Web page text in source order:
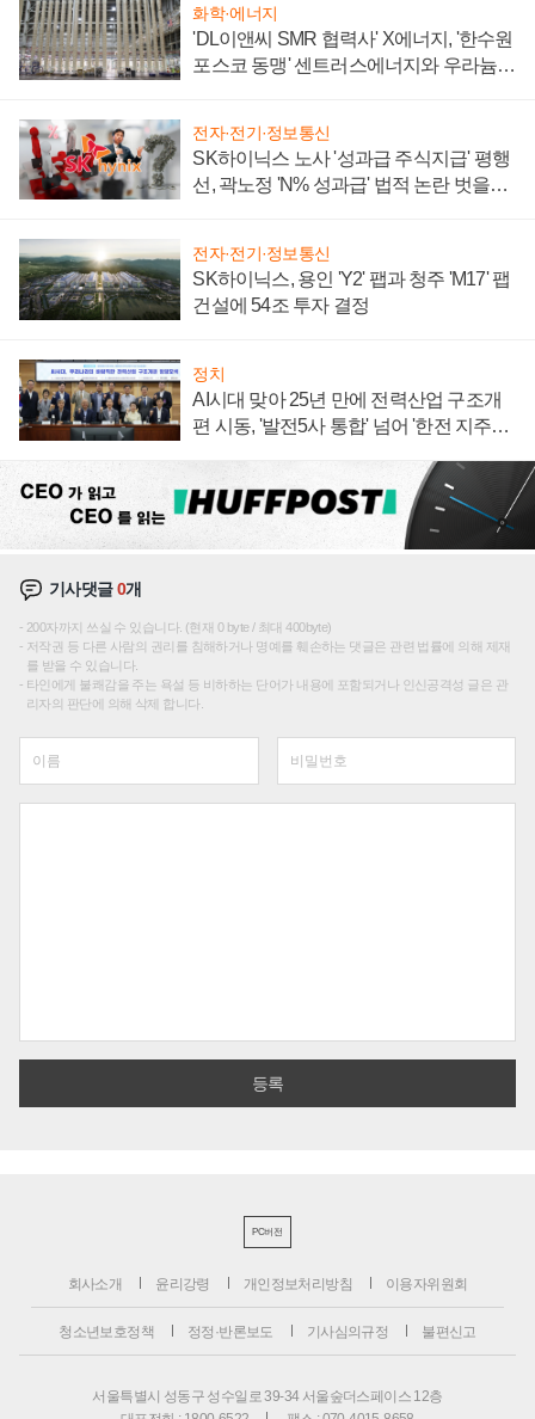
화학·에너지
'DL이앤씨 SMR 협력사' X에너지, '한수원
포스코 동맹' 센트러스에너지와 우라늄
전자·전기·정보통신
SK하이닉스 노사 '성과급 주식지급' 평행
선, 곽노정 'N% 성과급' 법적 논란 벗을지
전자·전기·정보통신
SK하이닉스, 용인 'Y2' 팹과 청주 'M17' 팹
건설에 54조 투자 결정
정치
AI시대 맞아 25년 만에 전력산업 구조개
편 시동, '발전5사 통합' 넘어 '한전 지주사'
기사댓글0개
200자까지 쓰실 수 있습니다. (현재 0 byte / 최대 400byte)
저작권 등 다른 사람의 권리를 침해하거나 명예를 훼손하는 댓글은 관련 법률에 의해 제재
를 받을 수 있습니다.
타인에게 불쾌감을 주는 욕설 등 비하하는 단어가 내용에 포함되거나 인신공격성 글은 관
리자의 판단에 의해 삭제 합니다.
PC버전
회사소개 윤리강령 개인정보처리방침 이용자위원회
청소년보호정책 정정·반론보도 기사심의규정 불편신고
서울특별시 성동구 성수일로 39-34 서울숲더스페이스 12층